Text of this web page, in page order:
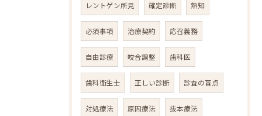
レントゲン所見 確定診断 熟知
必須事項 治療契約 応召義務
自由診療 咬合調整 歯科医
歯科衛生士 正しい診断 診査の盲点
対処療法 原因療法 抜本療法